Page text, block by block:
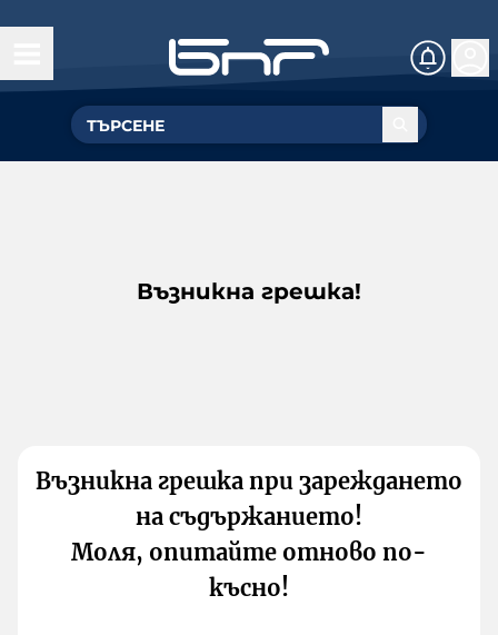
Възникна грешка!
Възникна грешка при зареждането
на съдържанието!
Моля, опитайте отново по-
късно!